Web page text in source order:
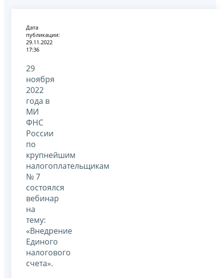
Дата
публикации:
29.11.2022
17:36
29
ноября
2022
года в
МИ
ФНС
России
по
крупнейшим
налогоплательщикам
№ 7
состоялся
вебинар
на
тему:
«Внедрение
Единого
налогового
счета».